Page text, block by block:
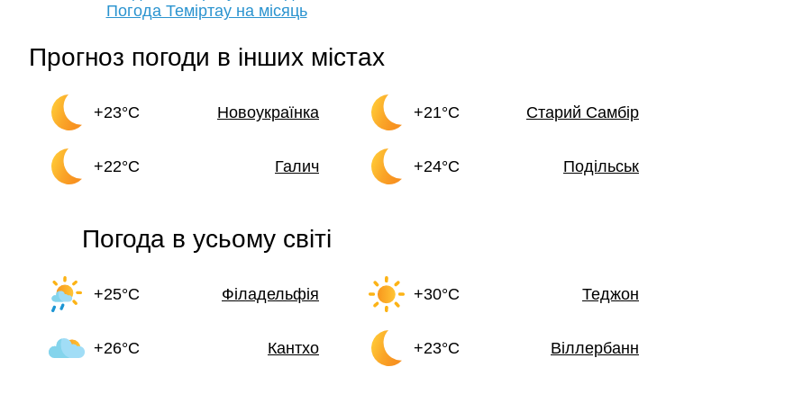
Погода Теміртау на місяць
Прогноз погоди в інших містах
+23°C Новоукраїнка +21°C Старий Самбір
+22°C Галич +24°C Подільськ
Погода в усьому світі
+25°C Філадельфія +30°C Теджон
+26°C Кантхо +23°C Віллербанн